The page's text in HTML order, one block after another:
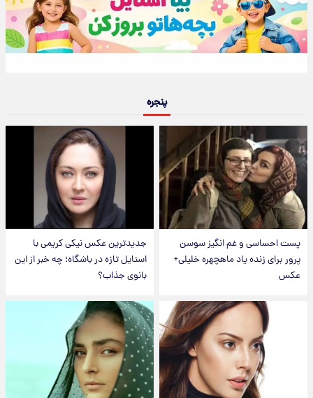
پنجره
پست احساسی و غم انگیز سوسن
پرور برای زنده یاد ماهچهره خلیلی+
عکس
جدیدترین عکس نیکی کریمی با
استایل تازه در باشگاه؛ چه خبر از این
بانوی جذاب؟